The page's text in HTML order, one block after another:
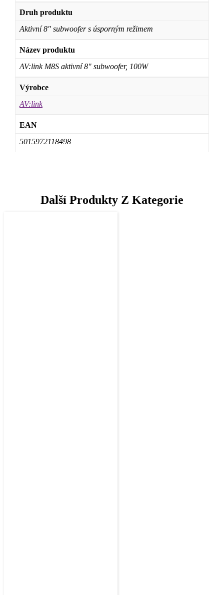
Druh produktu
Aktivní 8" subwoofer s úsporným režimem
Název produktu
AV:link M8S aktivní 8" subwoofer, 100W
Výrobce
AV:link
EAN
5015972118498
Další Produkty Z Kategorie